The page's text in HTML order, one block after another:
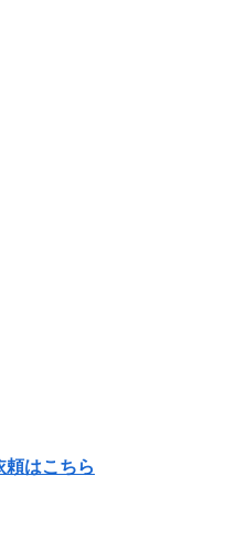
頼はこちら